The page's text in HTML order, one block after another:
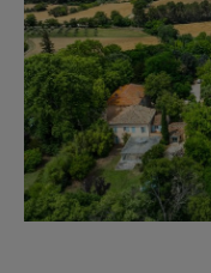
cuire, un bureau,
la deuxième
d'une grande
sejour,cuisine
parentale.A l
Un très beau